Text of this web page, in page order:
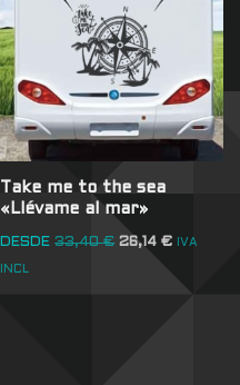
Take me to the sea
«Llévame al mar»
DESDE 33,40€ 26,14€ IVA
INCL